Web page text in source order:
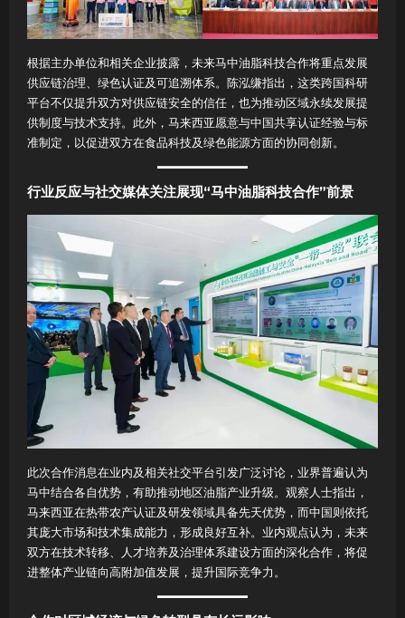
根据主办单位和相关企业披露，未来马中油脂科技合作将重点发展
供应链治理、绿色认证及可追溯体系。陈泓缣指出，这类跨国科研
平台不仅提升双方对供应链安全的信任，也为推动区域永续发展提
供制度与技术支持。此外，马来西亚愿意与中国共享认证经验与标
准制定，以促进双方在食品科技及绿色能源方面的协同创新。
行业反应与社交媒体关注展现“马中油脂科技合作”前景
此次合作消息在业内及相关社交平台引发广泛讨论，业界普遍认为
马中结合各自优势，有助推动地区油脂产业升级。观察人士指出，
马来西亚在热带农产认证及研发领域具备先天优势，而中国则依托
其庞大市场和技术集成能力，形成良好互补。业内观点认为，未来
双方在技术转移、人才培养及治理体系建设方面的深化合作，将促
进整体产业链向高附加值发展，提升国际竞争力。